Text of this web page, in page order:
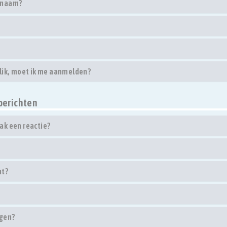
moet ik me aanmelden?
een reactie?